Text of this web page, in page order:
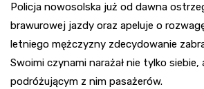
Policja nowosolska już od dawna
brawurowej jazdy oraz apeluje o
letniego mężczyzny zdecydowanie
Swoimi czynami narażał nie tylko siebie,
podróżującym z nim pasażerów.